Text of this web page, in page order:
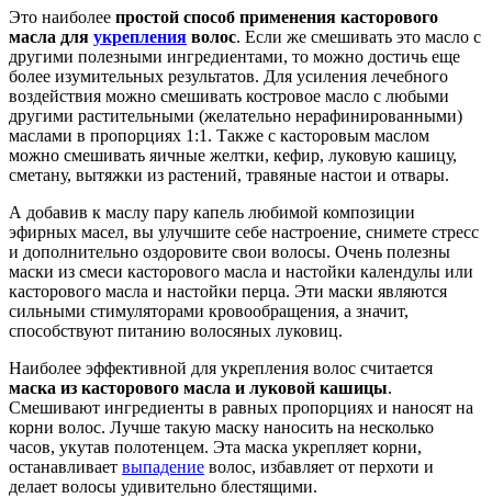
Это наиболее простой способ применения касторового
масла для укрепления волос. Если же смешивать это масло с
другими полезными ингредиентами, то можно достичь еще
более изумительных результатов. Для усиления лечебного
воздействия можно смешивать костровое масло с любыми
другими растительными (желательно нерафинированными)
маслами в пропорциях 1:1. Также с касторовым маслом
можно смешивать яичные желтки, кефир, луковую кашицу,
сметану, вытяжки из растений, травяные настои и отвары.
А добавив к маслу пару капель любимой композиции
эфирных масел, вы улучшите себе настроение, снимете стресс
и дополнительно оздоровите свои волосы. Очень полезны
маски из смеси касторового масла и настойки календулы или
касторового масла и настойки перца. Эти маски являются
сильными стимуляторами кровообращения, а значит,
способствуют питанию волосяных луковиц.
Наиболее эффективной для укрепления волос считается
маска из касторового масла и луковой кашицы.
Смешивают ингредиенты в равных пропорциях и наносят на
корни волос. Лучше такую маску наносить на несколько
часов, укутав полотенцем. Эта маска укрепляет корни,
останавливает выпадение волос, избавляет от перхоти и
делает волосы удивительно блестящими.